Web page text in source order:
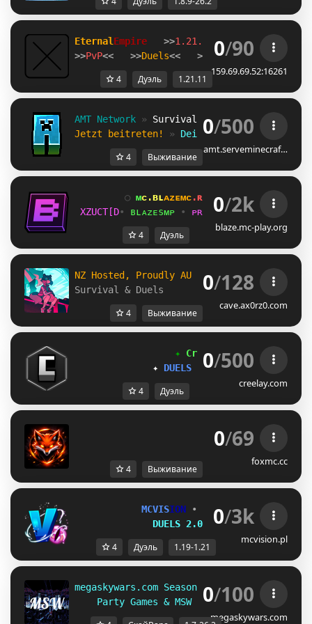
Eternal Empire >>1.21.11
>>PvP<<   >>Duels<<   >> Training<<
0/90
159.69.69.52:16261
4 Дуэль 1.21.11
AMT Network » Survival • Duels • Pit
Jetzt beitreten! » Dein Netzwerk, Deine
0/500
amt.serveminecraf…
4 Выживание
○ ᴍᴄ.ʙʟᴀᴢᴇᴍᴄ.ʀ
○
RULGTUU• ʙʟᴀᴢᴇѕᴍᴘ • ᴘʀ ᴛɪᴄ ᴇ • ᴅ ʟ
0/2k
blaze.mc-play.org
4 Дуэль
NZ Hosted , Proudl y AU wn ed.
Survival & Duels
0/128
cave.ax0rz0.com
4 Выживание
✦ Cr el ay Ne tw
✦ DUELS SMP | BUILDING
0/500
creelay.com
4 Дуэль
F oxMC Survival
0/69
foxmc.cc
4 Выживание
MCVISION •
[1.19 - 1.21]
DUELS 2.0
| x.04.2026
0/3k
mcvision.pl
4 Дуэль 1.19-1.21
megaskywars.com Season 4.0 1.7-26.2
Party Games & MSW duels
Native
0/100
megaskywars.com